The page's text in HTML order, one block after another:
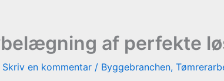
af perfekte
Skriv en kommentar / Byggebranchen,